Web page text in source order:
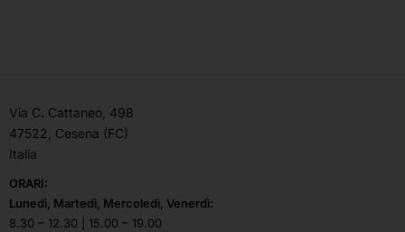
Via C. Cattaneo, 498
47522, Cesena (FC)
Italia
ORARI:
Lunedì, Martedì, Mercoledì, Venerdì:
8.30 – 12.30 | 15.00 – 19.00